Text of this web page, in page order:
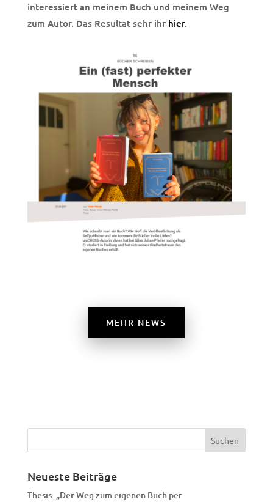
interessiert an meinem Buch und meinem Weg
zum Autor. Das Resultat sehr ihr hier.
MEHR NEWS
Neueste Beiträge
Thesis: „Der Weg zum eigenen Buch per